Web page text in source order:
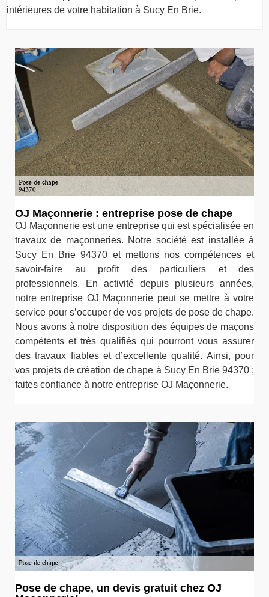
intérieures de votre habitation à Sucy En Brie.
OJ Maçonnerie : entreprise pose de chape
OJ Maçonnerie est une entreprise qui est spécialisée en
travaux de maçonneries. Notre société est installée à
Sucy En Brie 94370 et mettons nos compétences et
savoir-faire au profit des particuliers et des
professionnels. En activité depuis plusieurs années,
notre entreprise OJ Maçonnerie peut se mettre à votre
service pour s’occuper de vos projets de pose de chape.
Nous avons à notre disposition des équipes de maçons
compétents et très qualifiés qui pourront vous assurer
des travaux fiables et d’excellente qualité. Ainsi, pour
vos projets de création de chape à Sucy En Brie 94370 ;
faites confiance à notre entreprise OJ Maçonnerie.
Pose de chape, un devis gratuit chez OJ